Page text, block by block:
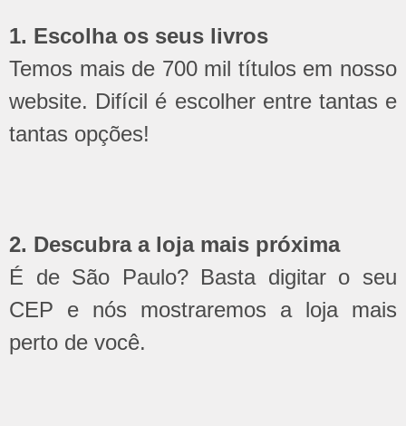
1. Escolha os seus livros
Temos mais de 700 mil títulos em nosso
website. Difícil é escolher entre tantas e
tantas opções!
2. Descubra a loja mais próxima
É de São Paulo? Basta digitar o seu
CEP e nós mostraremos a loja mais
perto de você.